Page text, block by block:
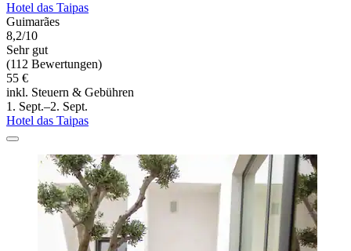
Hotel das Taipas
Guimarães
8,2/10
Sehr gut
(112 Bewertungen)
55 €
inkl. Steuern & Gebühren
1. Sept.–2. Sept.
Hotel das Taipas